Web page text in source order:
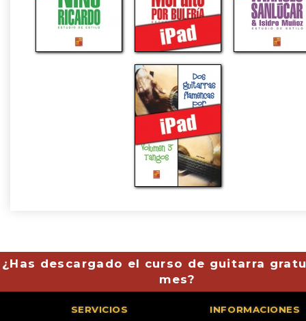
¿Has descargado el curso de guitarra
mes?
SERVICIOS INFORMACIONES